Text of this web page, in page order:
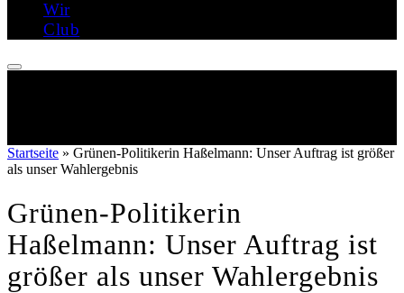
Wir
Club
Startseite » Grünen-Politikerin Haßelmann: Unser Auftrag ist größer
als unser Wahlergebnis
Grünen-Politikerin
Haßelmann: Unser Auftrag ist
größer als unser Wahlergebnis